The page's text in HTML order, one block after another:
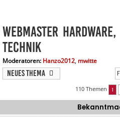
Webmaster
Technik
Moderatoren: Hanzo2012, mwitte
Neues Thema
110 Themen 1